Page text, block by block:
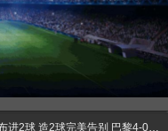
伊布进2球 造2球完美告别 巴黎4-0胜南特